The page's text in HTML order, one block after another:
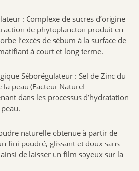
: Complexe de sucres d’origine
de phytoplancton produit en
l’excès de sébum à la surface de
à court et long terme.
Séborégulateur : Sel de Zinc du
la peau (Facteur Naturel
dans les processus d’hydratation
naturelle obtenue à partir de
fini poudré, glissant et doux sans
de laisser un film soyeux sur la